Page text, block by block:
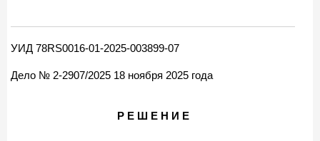
УИД 78RS0016-01-2025-003899-07
Дело № 2-2907/2025 18 ноября 2025 года
Р Е Ш Е Н И Е